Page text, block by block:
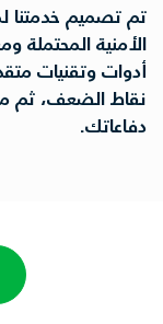
تم تصميم خدمتنا
الأمنية المحتملة
أدوات وتقنيات
نقاط الضعف، ثم
دفاعاتك.